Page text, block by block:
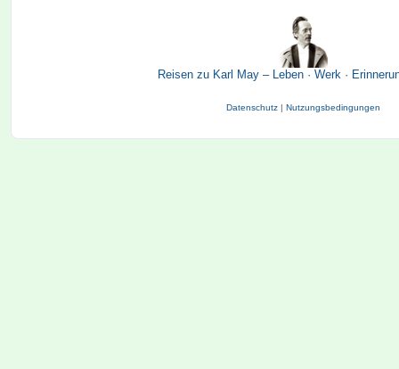
Reisen zu Karl May – Leben · Werk ·
Datenschutz Nutzungsbedingungen